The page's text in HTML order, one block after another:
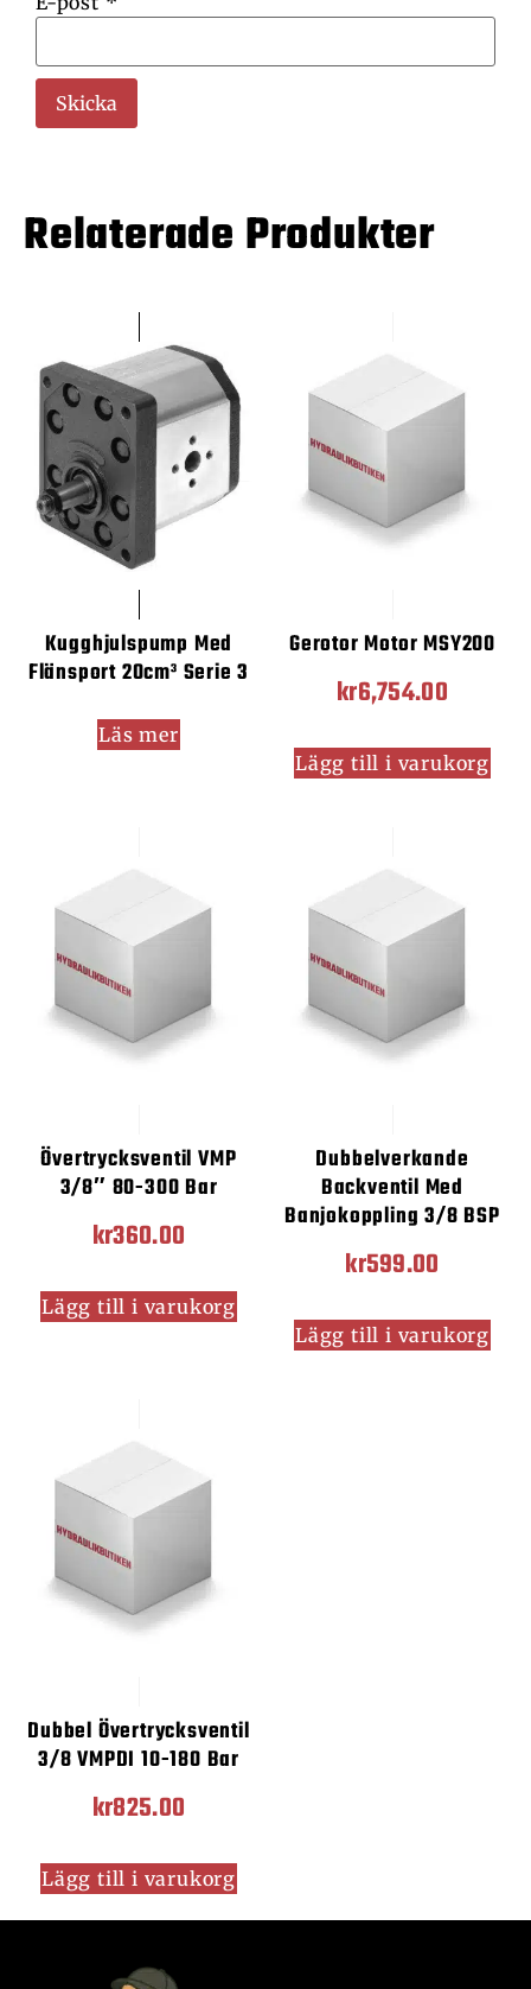
Relaterade Produkter
Kugghjulspump Med
Flänsport 20cm³ Serie 3
Läs mer
Gerotor Motor MSY200
kr6,754.00
Lägg till i varukorg
Övertrycksventil VMP
3/8″ 80-300 Bar
kr360.00
Lägg till i varukorg
Dubbelverkande
Backventil Med
Banjokoppling 3/8 BSP
kr599.00
Lägg till i varukorg
Dubbel Övertrycksventil
3/8 VMPDI 10-180 Bar
kr825.00
Lägg till i varukorg